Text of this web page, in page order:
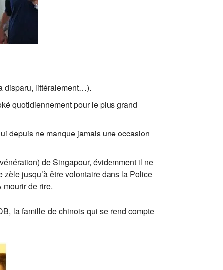
disparu, littéralement…).
quotidiennement pour le plus grand
depuis ne manque jamais une occasion
de Singapour, évidemment il ne
jusqu’à être volontaire dans la Police
de rire.
la famille de chinois qui se rend compte